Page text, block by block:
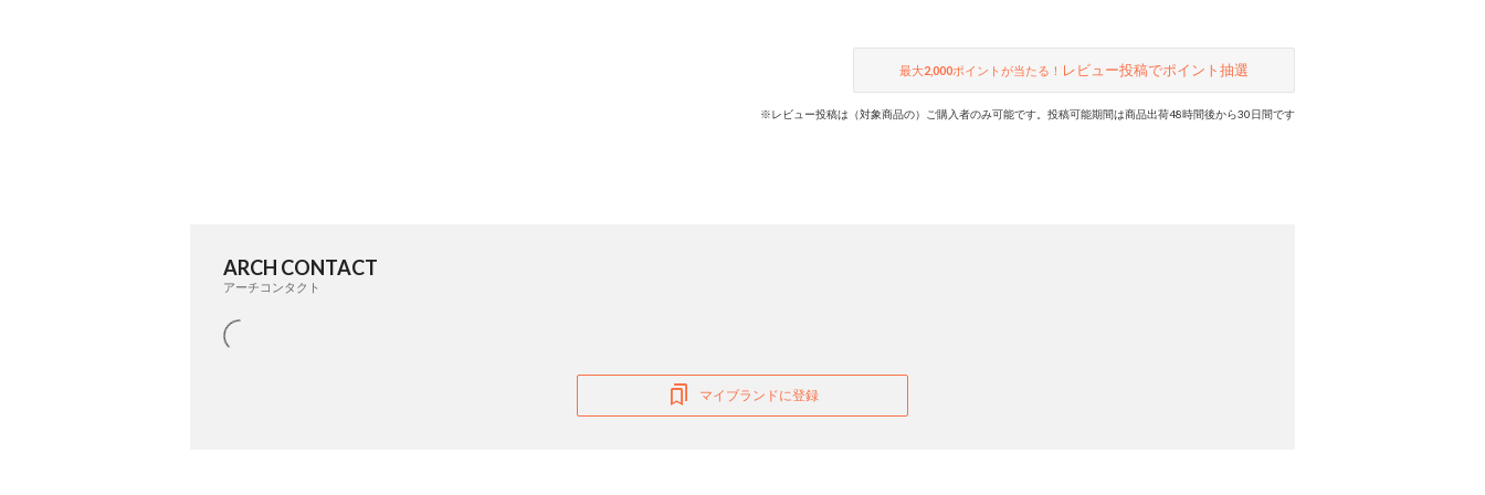
最大2,000ポイントが当たる！ レビュー投稿でポイント抽選
※レビュー投稿は（対象商品の）ご購入者のみ可能です。投稿可能期間は商品出荷48時間後から30日間です
ARCH CONTACT
アーチコンタクト
マイブランドに登録